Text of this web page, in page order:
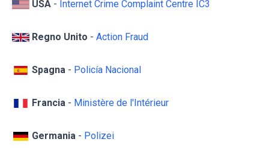
USA - Internet Crime Complaint Centre IC3
Regno Unito - Action Fraud
Spagna - Policía Nacional
Francia - Ministère de l'Intérieur
Germania - Polizei